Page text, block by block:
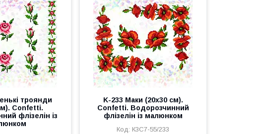
троянди
Confetti.
флізелін із
K-233 Маки (20х30 см).
Confetti. Водорозчинний
флізелін із малюнком
К3С7-55/233